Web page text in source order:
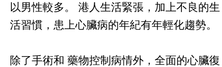
以男性較多。 港人生活緊張，加上不良的生
活習慣，患上心臟病的年紀有年輕化趨勢。
除了手術和 藥物控制病情外，全面的心臟復